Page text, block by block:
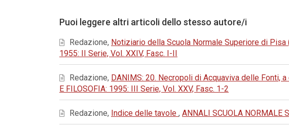
Puoi leggere altri articoli dello stesso autore/i
Redazione, Notiziario della Scuola Normale Superiore di Pisa
1955: II Serie, Vol. XXIV, Fasc. I-II
Redazione, DANIMS: 20. Necropoli di Acquaviva delle Fonti,
E FILOSOFIA: 1995: III Serie, Vol. XXV, Fasc. 1-2
Redazione, Indice delle tavole , ANNALI SCUOLA NORMALE